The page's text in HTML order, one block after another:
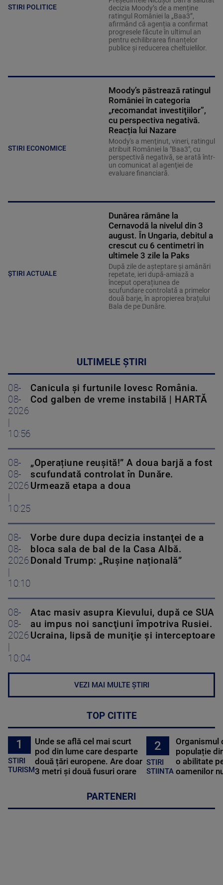
STIRI POLITICE
decizia Moody’s de a menține
ratingul României la „Baa3”,
afirmând că agenția a confirmat
progresele făcute în ultimul an
pentru echilibrarea finanțelor
publice și reducerea cheltuielilor.
STIRI ECONOMICE
Moody’s păstrează ratingul
României în categoria
„recomandat investiţiilor”,
cu perspectiva negativă.
Reacția lui Nazare
Moody's a menţinut, vineri, ratingul
atribuit României la "Baa3", cu
perspectivă negativă, se arată într-
un comunicat al agenţiei de
evaluare financiară.
ȘTIRI ACTUALE
Dunărea rămâne la
Cernavodă la nivelul din 3
august. În Ungaria, debitul a
crescut cu 6 centimetri în
ultimele 3 zile la Paks
După zile de așteptare și amânări
repetate, ieri după-amiază a
început operațiunea de
scufundare controlată a primelor
două barje, în apropierea brațului
Bala de pe Dunăre.
ULTIMELE ȘTIRI
08-
08-
2026
10:56
Canicula și furtunile lovesc România.
Cod galben de vreme instabilă | HARTĂ
08-
08-
2026
10:25
„Operațiune reușită!” A doua barjă a fost
scufundată controlat în Dunăre.
Urmează etapa a doua
08-
08-
2026
10:10
Vorbe dure dupa decizia instanţei de a
bloca sala de bal de la Casa Albă.
Donald Trump: „Rușine națională”
08-
08-
2026
10:04
Atac masiv asupra Kievului, după ce SUA
au impus noi sancţiuni împotriva Rusiei.
Ucraina, lipsă de muniţie şi interceptoare
VEZI MAI MULTE ȘTIRI
TOP CITITE
1
STIRI
TURISM
Unde se află cel mai scurt
pod din lume care desparte
două țări europene. Are doar
3 metri și două fusuri orare
2
STIRI
STIINTA
Organismul
populație
o abilitate
oamenilor
PARTENERI